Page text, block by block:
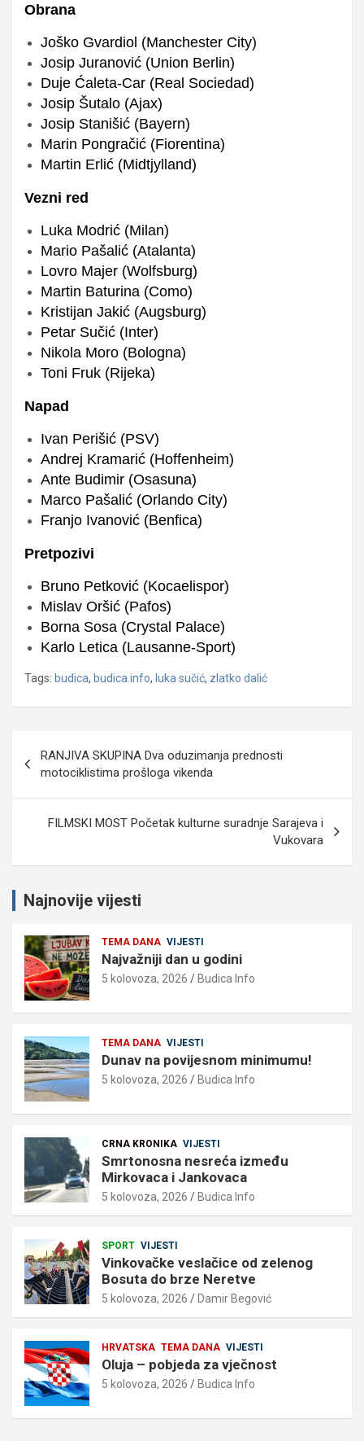
Obrana
Joško Gvardiol (Manchester City)
Josip Juranović (Union Berlin)
Duje Ćaleta-Car (Real Sociedad)
Josip Šutalo (Ajax)
Josip Stanišić (Bayern)
Marin Pongračić (Fiorentina)
Martin Erlić (Midtjylland)
Vezni red
Luka Modrić (Milan)
Mario Pašalić (Atalanta)
Lovro Majer (Wolfsburg)
Martin Baturina (Como)
Kristijan Jakić (Augsburg)
Petar Sučić (Inter)
Nikola Moro (Bologna)
Toni Fruk (Rijeka)
Napad
Ivan Perišić (PSV)
Andrej Kramarić (Hoffenheim)
Ante Budimir (Osasuna)
Marco Pašalić (Orlando City)
Franjo Ivanović (Benfica)
Pretpozivi
Bruno Petković (Kocaelispor)
Mislav Oršić (Pafos)
Borna Sosa (Crystal Palace)
Karlo Letica (Lausanne-Sport)
Tags: budica, budica.info, luka sučić, zlatko dalić
objava
RANJIVA SKUPINA Dva oduzimanja prednosti
motociklistima prošloga vikenda
FILMSKI MOST Početak kulturne suradnje Sarajeva i
Vukovara
Najnovije vijesti
TEMA DANA VIJESTI
Najvažniji dan u godini
5 kolovoza, 2026 Budica Info
TEMA DANA VIJESTI
Dunav na povijesnom minimumu!
5 kolovoza, 2026 Budica Info
CRNA KRONIKA VIJESTI
Smrtonosna nesreća između
Mirkovaca i Jankovaca
5 kolovoza, 2026 Budica Info
SPORT VIJESTI
Vinkovačke veslačice od zelenog
Bosuta do brze Neretve
5 kolovoza, 2026 Damir Begović
HRVATSKA TEMA DANA VIJESTI
Oluja – pobjeda za vječnost
5 kolovoza, 2026 Budica Info